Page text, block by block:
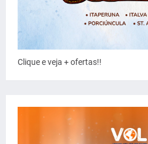
Clique e veja + ofertas!!